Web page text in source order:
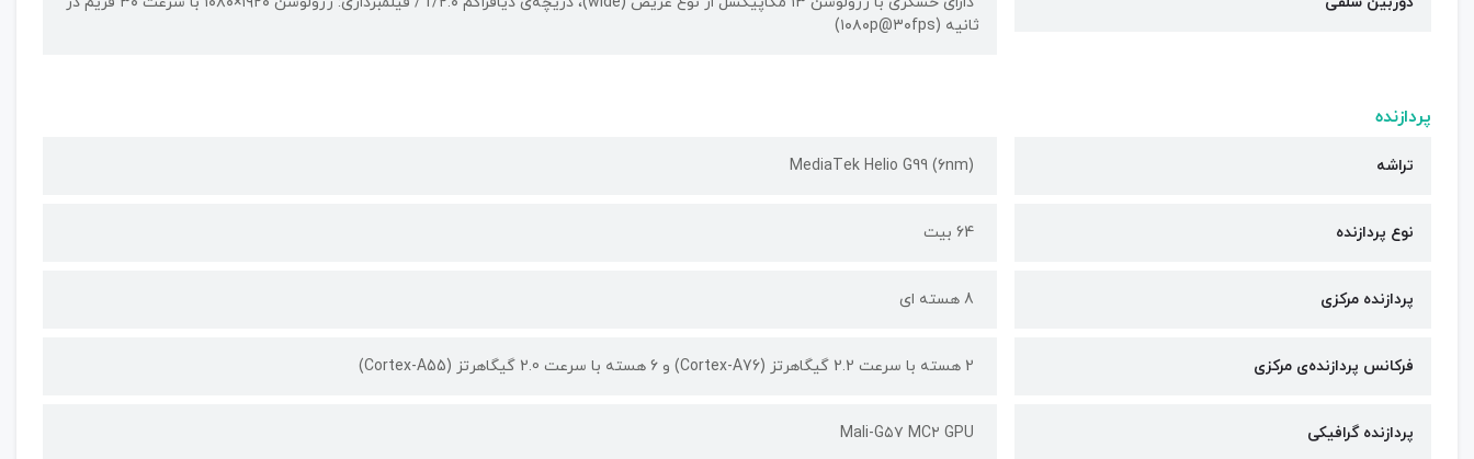
ثانیه (۱۰۸۰p@۳۰fps)
پردازنده
تراشه MediaTek Helio G99 (6nm)
نوع پردازنده 64 بیت
پردازنده مرکزی 8 هسته ای
فرکانس پردازنده‌ی مرکزی 2 هسته با سرعت 2.2 گیگاهرتز (Cortex-A76) و 6 هسته با سرعت 2.0 گیگاهرتز (Cortex-A55)
پردازنده گرافیکی Mali-G۵۷ MC۲ GPU